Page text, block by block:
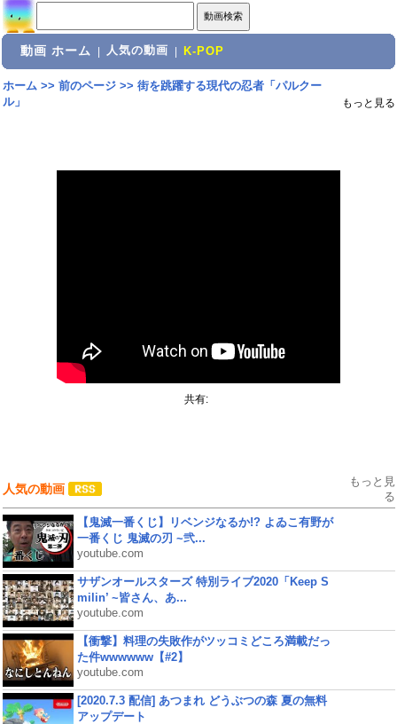
動画 ホーム 人気の動画 K-POP
ホーム>> 前のページ>> 街を跳躍する現代の忍者「パルクー
ル」
もっと見る
共有:
人気の動画
もっと見
る
【鬼滅一番くじ】リベンジなるか!? よゐこ有野が
一番くじ 鬼滅の刃 ~弐...
youtube.com
サザンオールスターズ 特別ライブ2020「Keep S
milin’ ~皆さん、あ...
youtube.com
【衝撃】料理の失敗作がツッコミどころ満載だっ
た件wwwwww【#2】
youtube.com
[2020.7.3 配信] あつまれ どうぶつの森 夏の無料
アップデート